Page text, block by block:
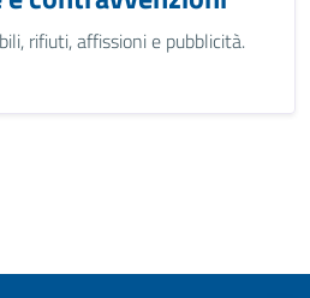
rifiuti, affissioni e pubblicità.